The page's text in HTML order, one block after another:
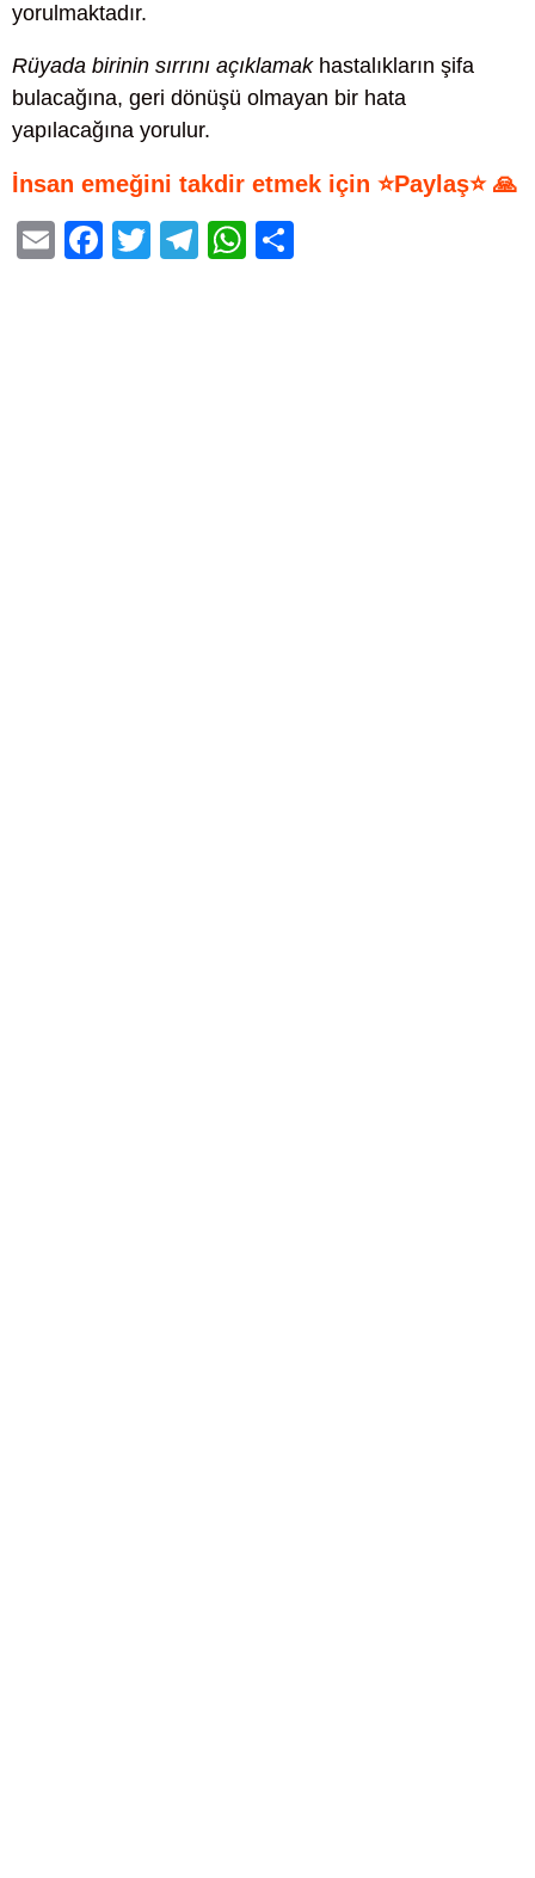
yorulmaktadır.
Rüyada birinin sırrını açıklamakhastalıkların şifa
bulacağına, geri dönüşü olmayan bir hata
yapılacağına yorulur.
İnsan emeğini takdir etmek için ⭐Paylaş⭐ 🙏
E
F
T
T
W